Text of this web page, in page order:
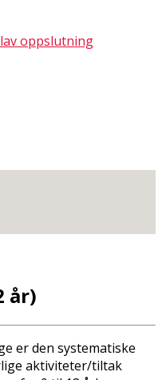
oppslutning
år)
er den systematiske
aktiviteter/tiltak